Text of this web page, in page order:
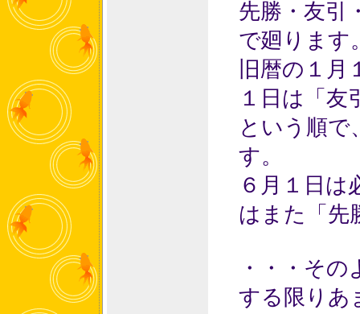
先勝・友引
で廻ります
旧暦の１
１日は「友
という順で
す。
６月１日は
はまた「先
・・・そ
する限りあ